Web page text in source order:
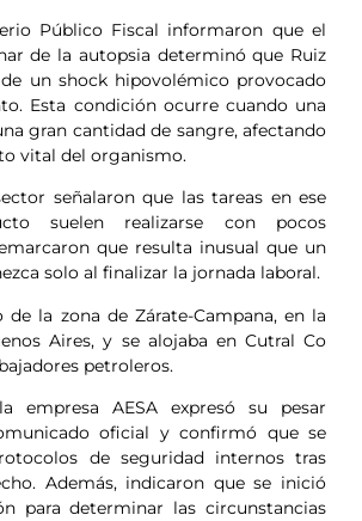
Público Fiscal informaron que el
de la autopsia determinó que Ruiz
un shock hipovolémico provocado
Esta condición ocurre cuando una
gran cantidad de sangre, afectando
vital del organismo.
señalaron que las tareas en ese
suelen realizarse con pocos
que resulta inusual que un
solo al finalizar la jornada laboral.
de la zona de Zárate-Campana, en la
Aires, y se alojaba en Cutral Co
petroleros.
empresa AESA expresó su pesar
oficial y confirmó que se
de seguridad internos tras
Además, indicaron que se inició
para determinar las circunstancias